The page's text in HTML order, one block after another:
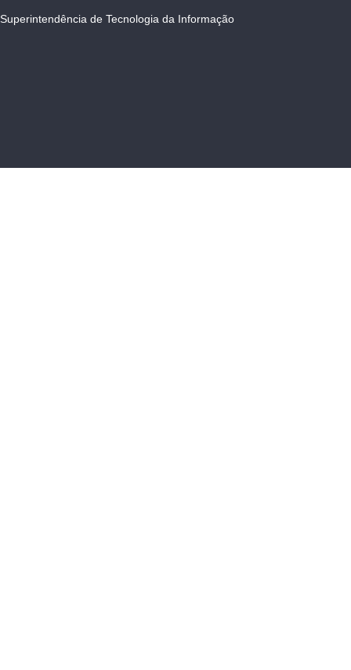
Superintendência de Tecnologia da Informação